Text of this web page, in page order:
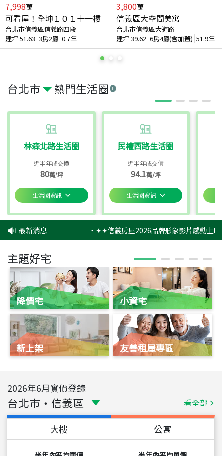
台北市 熱門生活圈
林森北路生活圈
近半年成交價
80萬/坪
生活圈資訊
民權西路生活圈
近半年成交價
94.1萬/坪
生活圈資訊
7,998萬
可看屋！全坤１０１十一樓
台北市信義區信義路四段
建坪51.63 3房2廳 0.7年
3,800萬
信義區大空間美寓
台北市信義區大道路
建坪39.62 6房4廳(含加蓋) 51.9年
最新消息 ‧✦✦信義房屋2026品牌形象影片感動上
主題好宅
降價宅
新上架
小資宅
友善租屋專區
2026年6月實價登錄
台北市 ・ 信義區 看全部
大樓 公寓